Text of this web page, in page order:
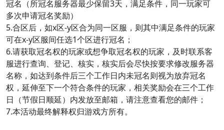
冠名（所冠名服务器最少保留3天，满足条件，同一玩家可
多次申请冠名奖励）
5.合区后，如x区-y区合为同一区服，则其中满足条件的玩家
可在x-y区服间任选1个区进行冠名；
6.请获取冠名权的玩家或想争取冠名权的玩家，及时联系客
服进行查询、登记、核实，核实后会尽快按要求修改服务器
名称，如达到条件后三个工作日内未冠名则视为放弃冠名
权，延伸至下一个符合条件的玩家，相关奖励会在三个工作
日（节假日顺延）内发放至邮箱，请注意查看您的邮件；
7.本活动最终解释权归游戏方所有。